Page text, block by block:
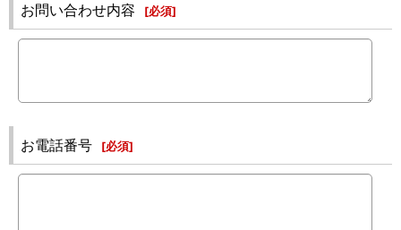
お問い合わせ内容 [必須]
お電話番号 [必須]